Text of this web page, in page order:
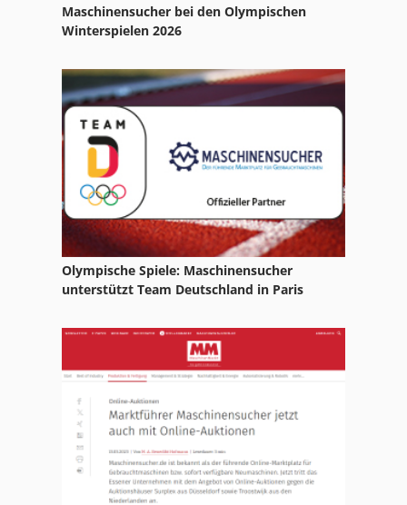
Maschinensucher bei den Olympischen
Winterspielen 2026
Olympische Spiele: Maschinensucher
unterstützt Team Deutschland in Paris